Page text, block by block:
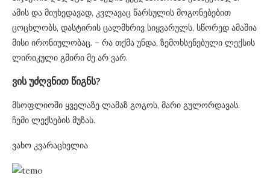
ამის და მიუხედავად, კვლავაც წარსულის მოგონებებით
ცოცხლობს, დასტირის ცალმხრივ სიყვარულს, სწორედ ამაშია
მისი ირონიულობაც. – რა თქმა უნდა, ზემოხსენებული ლექსის
ლირიკული გმირი მე არ ვარ.
ვის უძღვნით წიგნს?
მსოფლიოში ყველაზე ლამაზ გოგოს, მარი გულორდავას.
ჩემი ლექსების მუზას.
ვახო კვარაცხელია